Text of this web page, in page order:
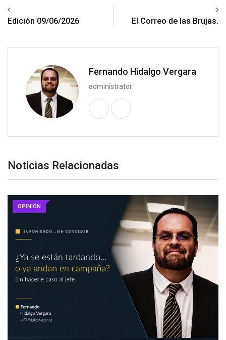
Edición 09/06/2026 El Correo de las Brujas.
Fernando Hidalgo Vergara
administrator
Noticias Relacionadas
OPINIÓN